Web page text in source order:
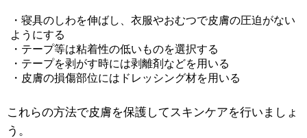
・寝具のしわを伸ばし、衣服やおむつで皮膚の圧迫がない
ようにする
・テープ等は粘着性の低いものを選択する
・テープを剥がす時には剥離剤などを用いる
・皮膚の損傷部位にはドレッシング材を用いる
これらの方法で皮膚を保護してスキンケアを行いましょ
う。